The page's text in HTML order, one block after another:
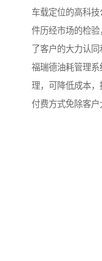
车载定位的高科
件历经市场的检
了客户的大力认同
福瑞德油耗管理系
理，可降低成本，
付费方式免除客户